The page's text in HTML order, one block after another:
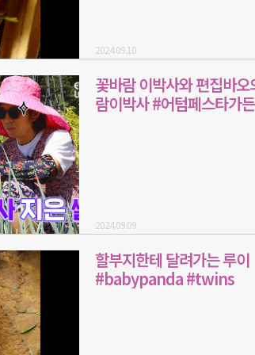
2024.09.10
꽃바람 이박사와 편집바
람이박사 #어텀페스타가든
2024.09.09
할부지한테 달려가는 루
#babypanda #twins